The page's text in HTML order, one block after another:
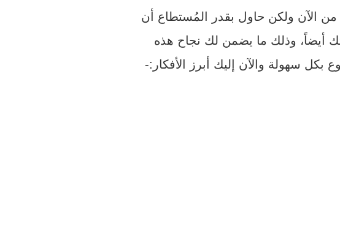
من الآن ولكن حاول بقدر المُستطاع أن
أيضاً، وذلك ما يضمن لك نجاح هذه
بكل سهولة والآن إليك أبرز الأفكار:-